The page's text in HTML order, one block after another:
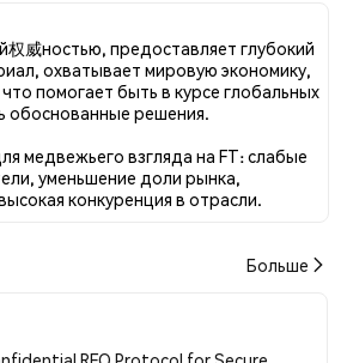
было Бычий. Всего было
статей о FT. В Twitter 22.22%
по сравнению с 11.11% твитов с
FT. 66.67% твитов были
к FT. Эти данные основаны на
威ностью, предоставляет глубокий
охватывает мировую экономику,
помогает быть в курсе глобальных
обоснованные решения.
медвежьего взгляда на FT: слабые
уменьшение доли рынка,
конкуренция в отрасли.
Больше